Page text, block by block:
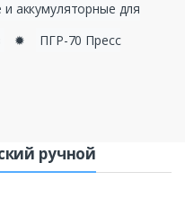
и аккумуляторные для
✹
ПГР-70 Пресс
ручной